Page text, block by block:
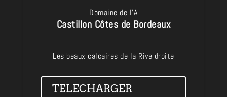
Domaine de l’A
Castillon Côtes de Bordeaux
Les beaux calcaires de la Rive droite
TELECHARGER